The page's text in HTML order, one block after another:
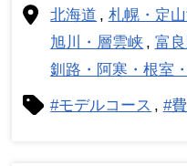
北海道 札幌・定
旭川・層雲峡
富
釧路・阿寒・根室
#モデルコース #